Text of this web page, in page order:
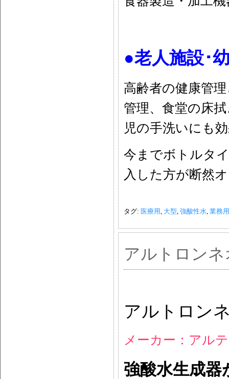
●老人施設･
高齢者の健康管
管理、食堂の床
児の手洗いにも
今までボトルタ
入した方が断然
タグ: 医療用, 大型, 強酸性水, 業務用
アルトロン
アルトロン
メーカー：アル
強酸水生成器